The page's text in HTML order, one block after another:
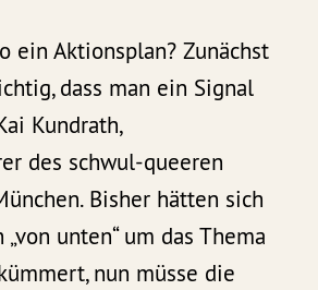
ein Aktionsplan? Zunächst
dass man ein Signal
Kundrath,
des schwul-queeren
Bisher hätten sich
unten“ um das Thema
nun müsse die